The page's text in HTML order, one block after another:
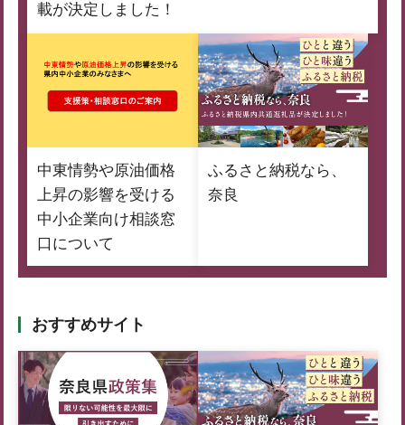
載が決定しました！
中東情勢や原油価格
上昇の影響を受ける
中小企業向け相談窓
口について
ふるさと納税なら、
奈良
おすすめサイト